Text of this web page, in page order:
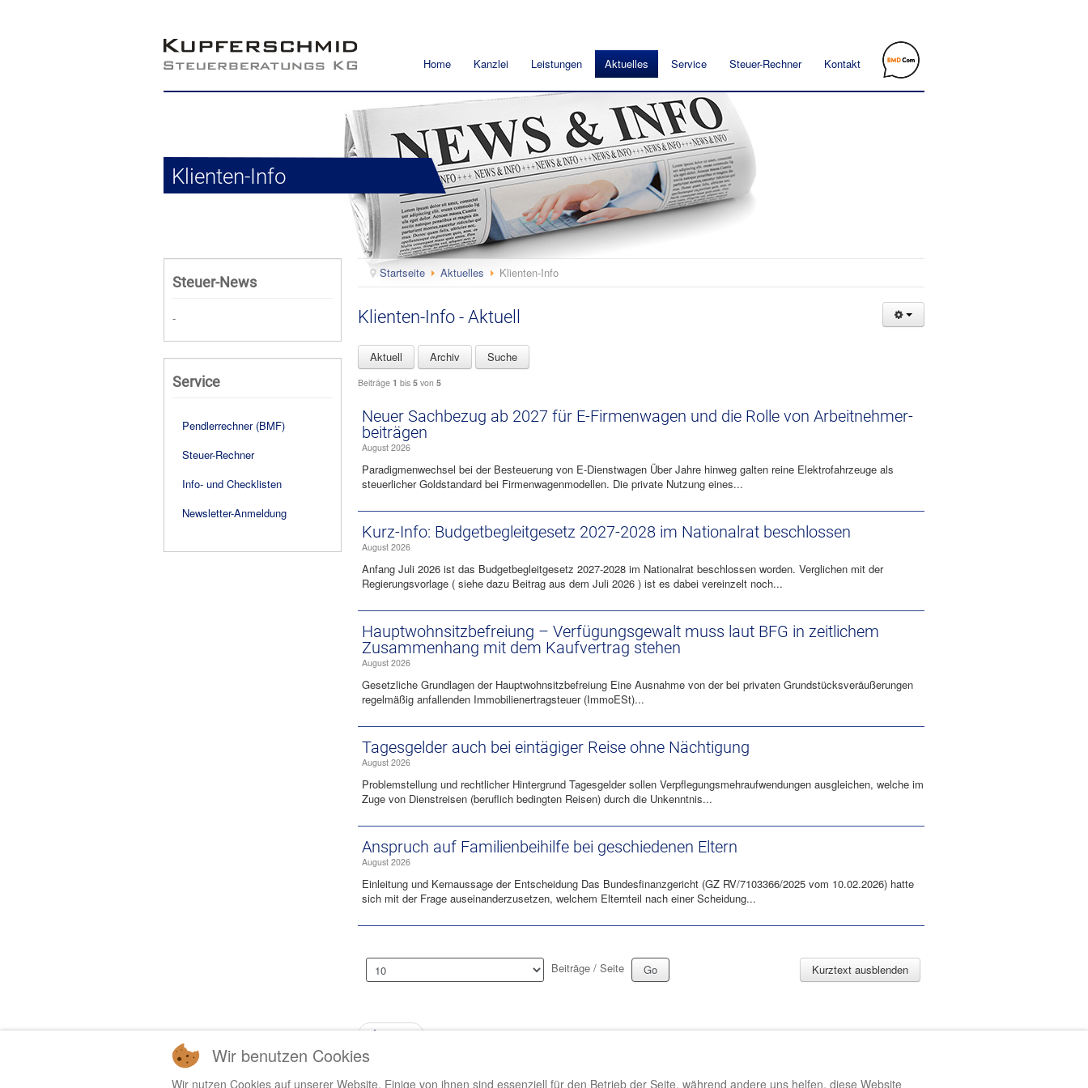
Home Kanzlei Leistungen Aktuelles Service Steuer-Rechner Kontakt
Klienten-Info
Steuer-News
-
Service
Pendlerrechner (BMF)
Steuer-Rechner
Info- und Checklisten
Newsletter-Anmeldung
Startseite Aktuelles Klienten-Info
Klienten-Info - Aktuell
Aktuell Archiv Suche
Beiträge 1 bis 5 von 5
Neuer Sachbezug ab 2027 für E-Firmenwagen und die Rolle von Arbeitnehmer​­
beiträgen
August 2026
Paradigmenwechsel bei der Besteuerung von E-Dienstwagen Über Jahre hinweg galten reine Elektrofahrzeuge als
steuerlicher Goldstandard bei Firmenwagenmodellen. Die private Nutzung eines...
Kurz-Info: Budgetbegleitgesetz 2027-2028 im Nationalrat beschlossen
August 2026
Anfang Juli 2026 ist das Budgetbegleitgesetz 2027-2028 im Nationalrat beschlossen worden. Verglichen mit der
Regierungsvorlage ( siehe dazu Beitrag aus dem Juli 2026 ) ist es dabei vereinzelt noch...
Hauptwohnsitz​­befreiung – Verfügungsgewalt muss laut BFG in zeitlichem
Zusammenhang mit dem Kaufvertrag stehen
August 2026
Gesetzliche Grundlagen der Hauptwohnsitzbefreiung Eine Ausnahme von der bei privaten Grundstücksveräußerungen
regelmäßig anfallenden Immobilienertragsteuer (ImmoESt)...
Tagesgelder auch bei eintägiger Reise ohne Nächtigung
August 2026
Problemstellung und rechtlicher Hintergrund Tagesgelder sollen Verpflegungsmehraufwendungen ausgleichen, welche im
Zuge von Dienstreisen (beruflich bedingten Reisen) durch die Unkenntnis...
Anspruch auf Familienbeihilfe bei geschiedenen Eltern
August 2026
Einleitung und Kernaussage der Entscheidung Das Bundesfinanzgericht (GZ RV/7103366/2025 vom 10.02.2026) hatte
sich mit der Frage auseinanderzusetzen, welchem Elternteil nach einer Scheidung...
Beiträge / Seite Kurztext ausblenden
Zurück
Wir benutzen Cookies
Wir nutzen Cookies auf unserer Website. Einige von ihnen sind essenziell für den Betrieb der Seite, während andere uns helfen, diese Website